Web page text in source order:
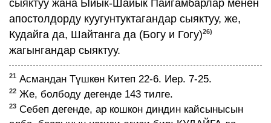
сыяктуу жана Ыйык-Шайык Пайгамбарлар менен
апостолдорду куугунтуктагандар сыяктуу, же,
Кудайга да, Шайтанга да (Богу и Гогу)26)
жагынгандар сыяктуу.
21 Асмандан Түшкөн Китеп 22-6. Иер. 7-25.
22 Же, болбоду дегенде 143 тилге.
23 Себеп дегенде, ар кошкон диндин кайсынысын